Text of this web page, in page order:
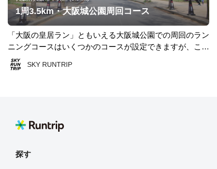
1周3.5km・大阪城公園周回コース
「大阪の皇居ラン」ともいえる大阪城公園での周回のラン
ニングコースはいくつかのコースが設定できますが、こち
らのコースは観光ランに最適な大阪城を眺めながら走る1
周3.5kmの周回コースです。 この場所ではファンラン、ロ
された2019年の大阪マラソンからはこの大阪城公園付近
SKY RUNTRIP
探す